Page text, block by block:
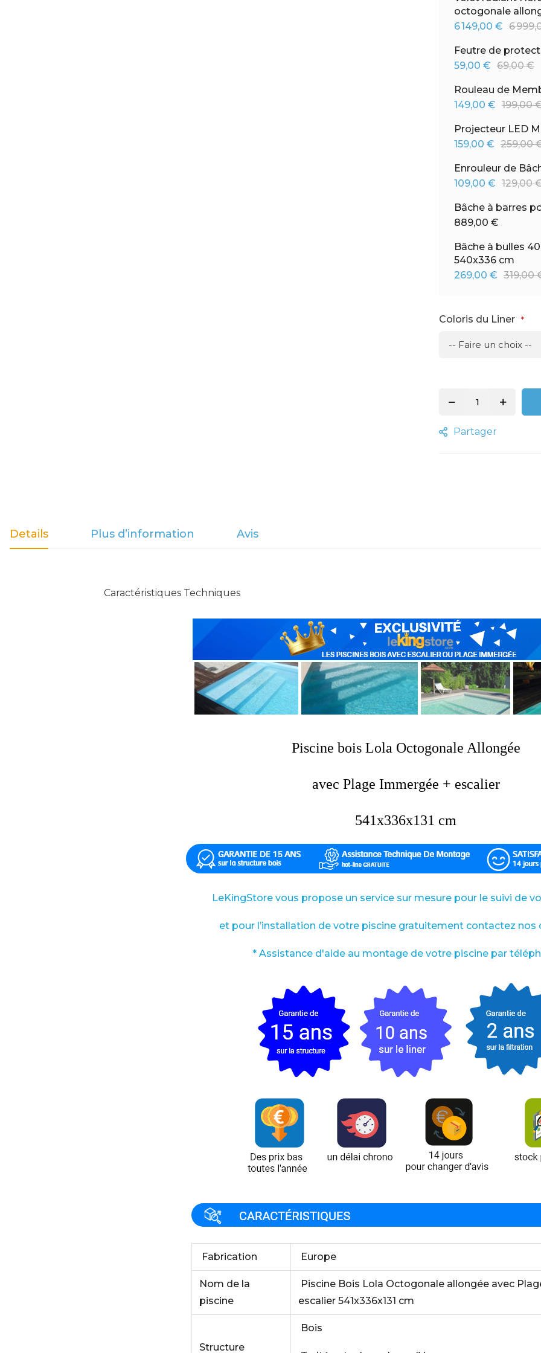
octogonale
6 149,00 € 6
Feutre de
59,00 € 69,00 €
Rouleau de
149,00 € 199,00
Projecteur LED
159,00 € 259,00
Enrouleur de
109,00 € 129,00
Bâche à barres
889,00 €
Bâche à bulles
540x336 cm
269,00 € 319,00
Coloris du Liner
Partager
Details
Caractéristiques Techniques
Piscine bois Lola Octogonale Allongée
avec Plage Immergée + escalier
541x336x131 cm
LeKingStore vous propose un service sur mesure pour le suivi de
et pour l’installation de votre piscine gratuitement contactez nos
* Assistance d'aide au montage de votre piscine par
Fabrication Europe
Nom de la
piscine
Piscine Bois Lola Octogonale allongée avec
escalier 541x336x131 cm
Structure
Bois
Plus d’information Avis